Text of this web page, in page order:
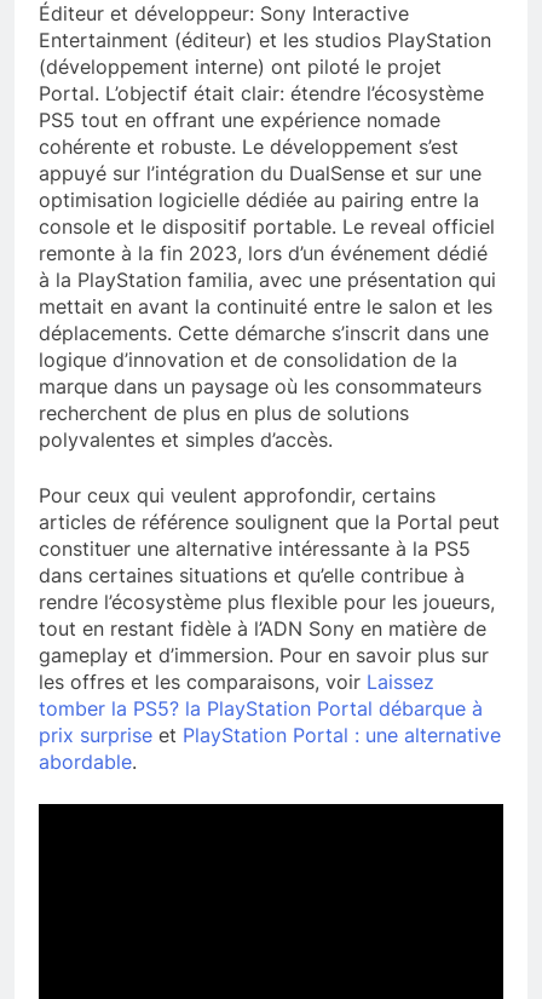
Éditeur et développeur: Sony Interactive
Entertainment (éditeur) et les studios PlayStation
(développement interne) ont piloté le projet
Portal. L’objectif était clair: étendre l’écosystème
PS5 tout en offrant une expérience nomade
cohérente et robuste. Le développement s’est
appuyé sur l’intégration du DualSense et sur une
optimisation logicielle dédiée au pairing entre la
console et le dispositif portable. Le reveal officiel
remonte à la fin 2023, lors d’un événement dédié
à la PlayStation familia, avec une présentation qui
mettait en avant la continuité entre le salon et les
déplacements. Cette démarche s’inscrit dans une
logique d’innovation et de consolidation de la
marque dans un paysage où les consommateurs
recherchent de plus en plus de solutions
polyvalentes et simples d’accès.
Pour ceux qui veulent approfondir, certains
articles de référence soulignent que la Portal peut
constituer une alternative intéressante à la PS5
dans certaines situations et qu’elle contribue à
rendre l’écosystème plus flexible pour les joueurs,
tout en restant fidèle à l’ADN Sony en matière de
gameplay et d’immersion. Pour en savoir plus sur
les offres et les comparaisons, voir Laissez
tomber la PS5? la PlayStation Portal débarque à
prix surprise et PlayStation Portal : une alternative
abordable.